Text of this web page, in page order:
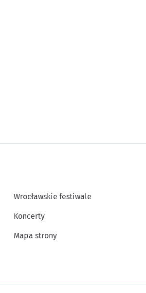
Wrocławskie festiwale
Koncerty
Mapa strony